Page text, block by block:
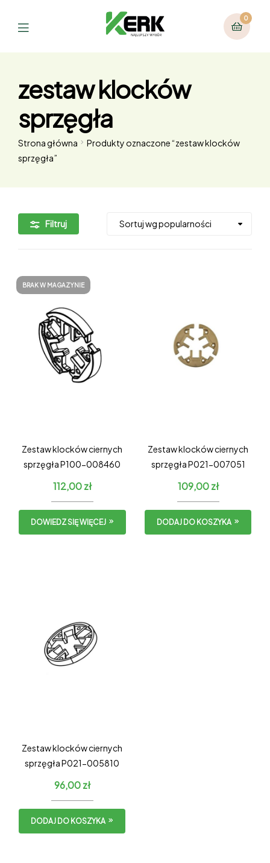
0
zestaw klocków
sprzęgła
Strona główna
Produkty oznaczone “zestaw klocków
sprzęgła”
Filtruj
BRAK W MAGAZYNIE
Zestaw klocków ciernych
sprzęgła P100-008460
112,00zł
DOWIEDZ SIĘ WIĘCEJ
Zestaw klocków ciernych
sprzęgła P021-007051
109,00zł
DODAJ DO KOSZYKA
Zestaw klocków ciernych
sprzęgła P021-005810
96,00zł
DODAJ DO KOSZYKA